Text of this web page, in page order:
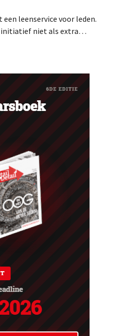
leenservice voor leden.
initiatief niet als extra